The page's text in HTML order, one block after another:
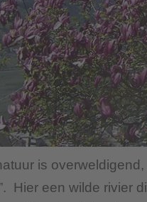
is
Hier een wilde rivier